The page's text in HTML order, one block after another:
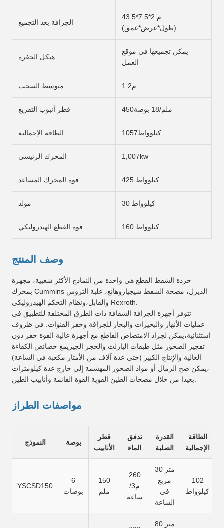
الجرافة بعد التجميع
43.5*7.5*2 م
(طول*عرض*عمق)
هيكل الحفرة
يمكن تجميعها في موقع
العمل
متوسط السحب 1.2م
قطر أنبوب التفريغ 450ملم/18 بوصة
الطاقة الإجمالية 1057كيلوواط
المحرك الرئيسي 1,007kw
قوة المحرك المساعد 425 كيلوواط
مولد 30 كيلوواط
قوة القطع الهيدروليكي 160 كيلوواط
وصف المنتج
خردة الشفط القطع هي واحدة من النماذج الأكثر شعبية، مجهزة
بمحرك Cummins الديزل، مضخة الشفط شيجيازوهانغ، علبة التروس
والقابل،ونظام التحكم الهيدروليكي Rexroth.
تتوفر أجهزة الجرافة الشفافة ذات الطرق المختلفة للتطبيق في
عمليات الأنهار والبحيرات والبحار للجرافة وحفر القنوات. في ظروف
استثنائية،يمكن لجراد الامتصاص القاطع مع أجهزة عالية القوة حفر دون
تفجير الصخور مثل طبقات البازلت والحجر الجيريمع خصائص الكفاءة
العالية والإنتاج الكبير (حتى عدة آلاف من الأمتار مكعبة في الساعة)
،يمكن ضخ الرمال أو مواد الصخور المهشمة إلى خارج عدة كيلومترات
مواصفات الطراز
النموذج بوصة
قطر
الأنابيب
تدفق
الماء
القدرة
الصلبة
الطاقة
الإجمالية
YSCSD150
6
بوصات
150
ملم
260
م3/
ساعة
30 متر
مربع
في
الساعة
102
كيلوواط
80 متر